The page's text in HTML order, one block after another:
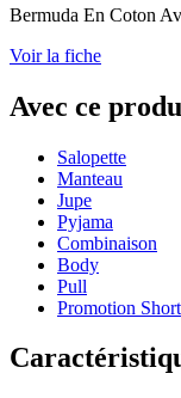
Bermuda En Coton
Voir la fiche
Avec ce
Salopette
Manteau
Jupe
Pyjama
Combinaison
Body
Pull
Promotion Short